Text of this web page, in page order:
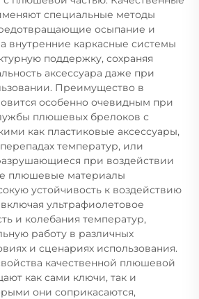
специальные методы
осыпание и
внутренние каркасные системы
поддержку, сохраняя
аксессуара даже при
Преимущество в
особенно очевидным при
плюшевых брелоков с
как пластиковые аксессуары,
температур, или
при воздействии
плюшевые материалы
устойчивость к воздействию
ультрафиолетовое
и колебания температур,
работу в различных
и сценариях использования.
качественной плюшевой
как сами ключи, так и
они соприкасаются,